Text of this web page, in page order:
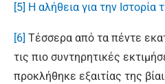
[5] Η αλήθεια για την Ιστορία
[6] Τέσσερα από τα πέντε
τις πιο συντηρητικές
προκλήθηκε εξαιτίας της